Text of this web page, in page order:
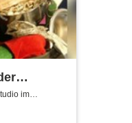
im